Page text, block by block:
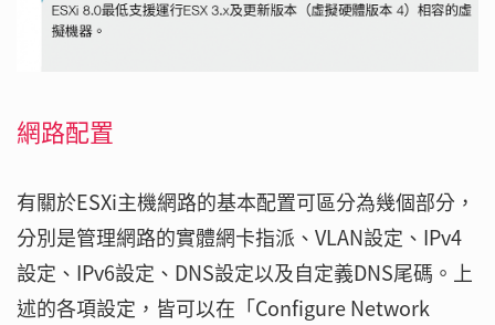
網路配置
有關於ESXi主機網路的基本配置可區分為幾個部分，
分別是管理網路的實體網卡指派、VLAN設定、IPv4
設定、IPv6設定、DNS設定以及自定義DNS尾碼。上
述的各項設定，皆可以在「Configure Network